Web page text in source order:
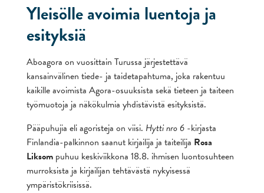
Yleisölle avoimia luentoja ja
esityksiä
Aboagora on vuosittain Turussa järjestettävä
kansainvälinen tiede- ja taidetapahtuma, joka rakentuu
kaikille avoimista Agora-osuuksista sekä tieteen ja taiteen
työmuotoja ja näkökulmia yhdistävistä esityksistä.
Pääpuhujia eli agoristeja on viisi. Hytti nro 6 -kirjasta
Finlandia-palkinnon saanut kirjailija ja taiteilija Rosa
Liksom puhuu keskiviikkona 18.8. ihmisen luontosuhteen
murroksista ja kirjailijan tehtävästä nykyisessä
ympäristökriisissä.